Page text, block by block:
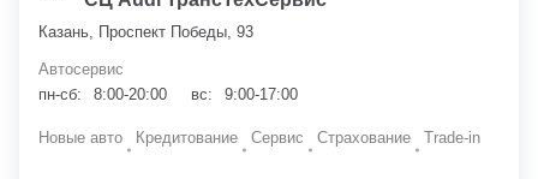
Казань, Проспект Победы, 93
Автосервис
пн-сб:
8:00-20:00 вс: 9:00-17:00
Новые авто Кредитование Сервис Страхование Trade-in